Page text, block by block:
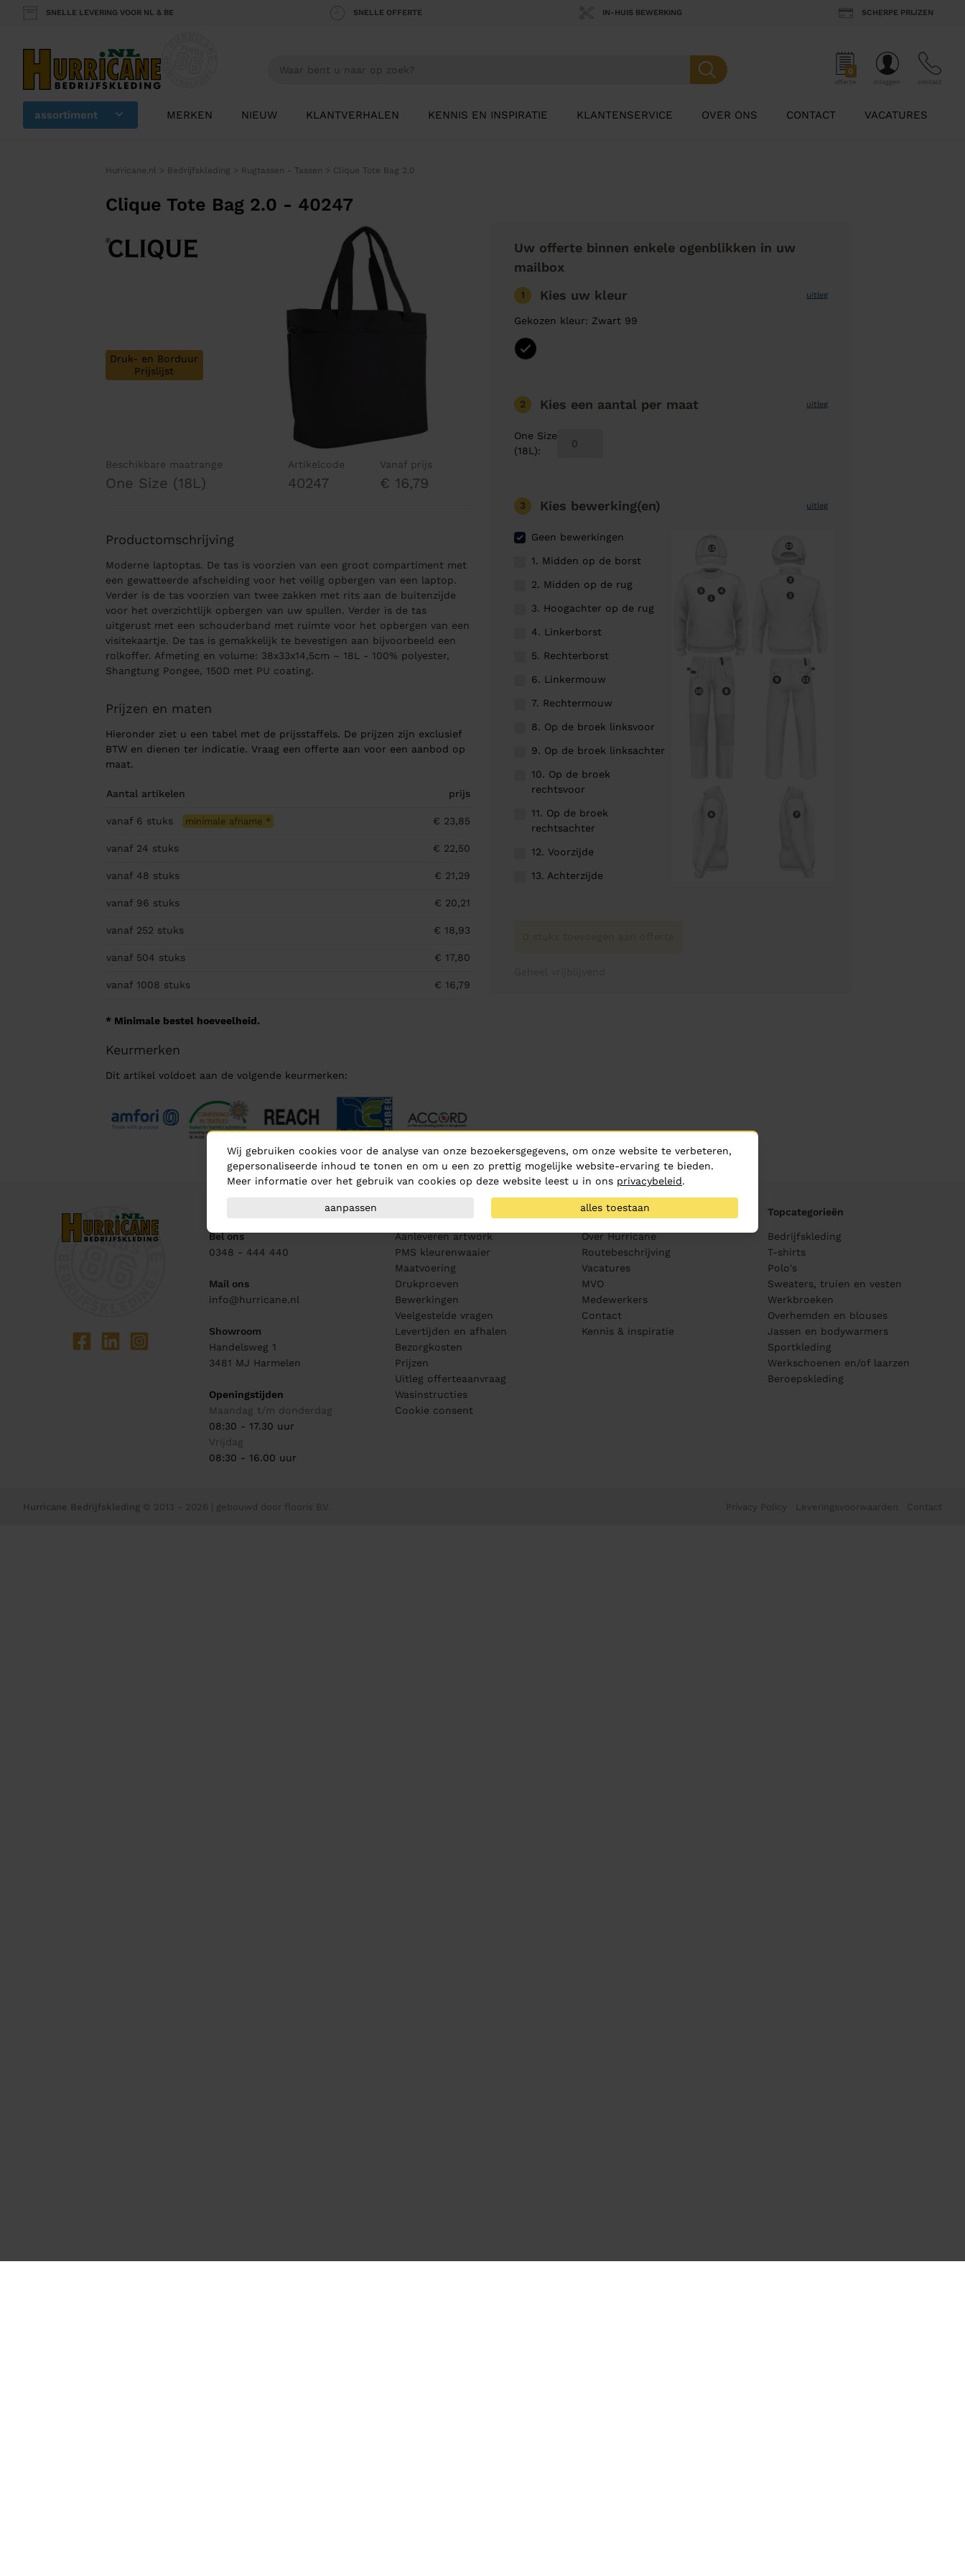
SNELLE LEVERING VOOR NL & BE SNELLE OFFERTE IN-HUIS BEWERKING SCHERPE PRIJZEN
0
offerte inloggen contact
assortiment MERKEN NIEUW KLANTVERHALEN KENNIS EN INSPIRATIE KLANTENSERVICE OVER ONS CONTACT VACATURES
Hurricane.nl > Bedrijfskleding > Rugtassen - Tassen > Clique Tote Bag 2.0
Clique Tote Bag 2.0 - 40247
Druk- en Borduur
Prijslijst
Beschikbare maatrange
One Size (18L)
Artikelcode
40247
Vanaf prijs
€ 16,79
Productomschrijving
Moderne laptoptas. De tas is voorzien van een groot compartiment met
een gewatteerde afscheiding voor het veilig opbergen van een laptop.
Verder is de tas voorzien van twee zakken met rits aan de buitenzijde
voor het overzichtlijk opbergen van uw spullen. Verder is de tas
uitgerust met een schouderband met ruimte voor het opbergen van een
visitekaartje. De tas is gemakkelijk te bevestigen aan bijvoorbeeld een
rolkoffer. Afmeting en volume: 38x33x14,5cm – 18L - 100% polyester,
Shangtung Pongee, 150D met PU coating.
Prijzen en maten
Hieronder ziet u een tabel met de prijsstaffels. De prijzen zijn exclusief
BTW en dienen ter indicatie. Vraag een offerte aan voor een aanbod op
maat.
Aantal artikelen prijs
vanaf 6 stuks minimale afname * € 23,85
vanaf 24 stuks € 22,50
vanaf 48 stuks € 21,29
vanaf 96 stuks € 20,21
vanaf 252 stuks € 18,93
vanaf 504 stuks € 17,80
vanaf 1008 stuks € 16,79
* Minimale bestel hoeveelheid.
Keurmerken
Dit artikel voldoet aan de volgende keurmerken:
Uw offerte binnen enkele ogenblikken in uw
mailbox
1 Kies uw kleur uitleg
Gekozen kleur: Zwart 99
2 Kies een aantal per maat uitleg
One Size
(18L):
3 Kies bewerking(en) uitleg
Geen bewerkingen
1. Midden op de borst
2. Midden op de rug
3. Hoogachter op de rug
4. Linkerborst
5. Rechterborst
6. Linkermouw
7. Rechtermouw
8. Op de broek linksvoor
9. Op de broek linksachter
10. Op de broek
rechtsvoor
11. Op de broek
rechtsachter
12. Voorzijde
13. Achterzijde
Bel ons
0348 - 444 440
Mail ons
info@hurricane.nl
Showroom
Handelsweg 1
3481 MJ Harmelen
Openingstijden
Maandag t/m donderdag
08:30 - 17.30 uur
Vrijdag
08:30 - 16.00 uur
Aanleveren artwork
PMS kleurenwaaier
Maatvoering
Drukproeven
Bewerkingen
Veelgestelde vragen
Levertijden en afhalen
Bezorgkosten
Prijzen
Uitleg offerteaanvraag
Wasinstructies
Cookie consent
Over ons
Over Hurricane
Routebeschrijving
Vacatures
MVO
Medewerkers
Contact
Kennis & inspiratie
Topcategorieën
Bedrijfskleding
T-shirts
Polo's
Sweaters, truien en vesten
Werkbroeken
Overhemden en blouses
Jassen en bodywarmers
Sportkleding
Werkschoenen en/of laarzen
Beroepskleding
Hurricane Bedrijfskleding © 2013 - 2026 | gebouwd door flooris B.V. Privacy Policy Leveringsvoorwaarden Contact
Wij gebruiken cookies voor de analyse van onze bezoekersgegevens, om onze website te verbeteren,
gepersonaliseerde inhoud te tonen en om u een zo prettig mogelijke website-ervaring te bieden.
Meer informatie over het gebruik van cookies op deze website leest u in ons privacybeleid.
aanpassen alles toestaan